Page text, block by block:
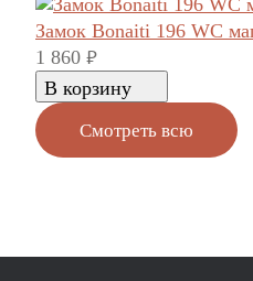
Замок Bonaiti 196 WC
1 860 руб.
В корзину
Смотреть всю